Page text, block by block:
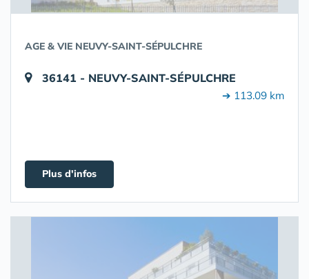
AGE & VIE NEUVY-SAINT-SÉPULCHRE
36141 - NEUVY-SAINT-SÉPULCHRE
➔ 113.09 km
Plus d'infos